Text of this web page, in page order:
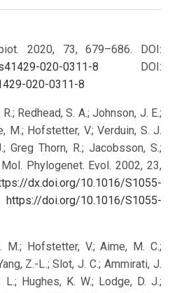
2020, 73, 679–686. DOI:
020-0311-8
DOI:
020-0311-8
Redhead, S. A.; Johnson, J. E.;
M.; Hofstetter, V.; Verduin, S. J.
Greg Thorn, R.; Jacobsson, S.;
Phylogenet. Evol. 2002, 23,
dx.doi.org/10.1016/S1055-
https://doi.org/10.1016/S1055-
M.; Hofstetter, V.; Aime, M. C.;
Z.-L.; Slot, J. C.; Ammirati, J.
L.; Hughes, K. W.; Lodge, D. J.;